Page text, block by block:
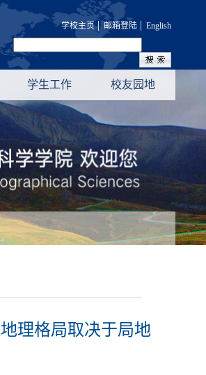
学校主页| 邮箱登陆 | English
学生工作 校友园地
理格局取决于局地